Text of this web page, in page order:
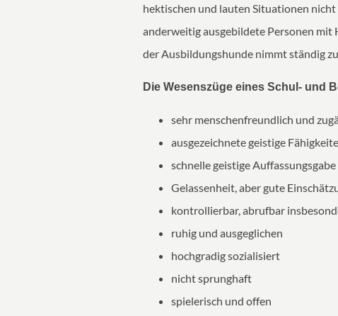
hektischen und lauten Situationen
anderweitig ausgebildete Personen mit
der Ausbildungshunde nimmt ständig
Die Wesenszüge eines Schul- und
sehr menschenfreundlich und
ausgezeichnete geistige
schnelle geistige Auffassungsgabe
Gelassenheit, aber gute
kontrollierbar, abrufbar
ruhig und ausgeglichen
hochgradig sozialisiert
nicht sprunghaft
spielerisch und offen